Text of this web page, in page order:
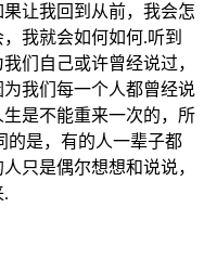
让我回到从前，我会怎
我就会如何如何.听到
们自己或许曾经说过，
我们每一个人都曾经说
是不能重来一次的，所
的是，有的人一辈子都
只是偶尔想想和说说，
.